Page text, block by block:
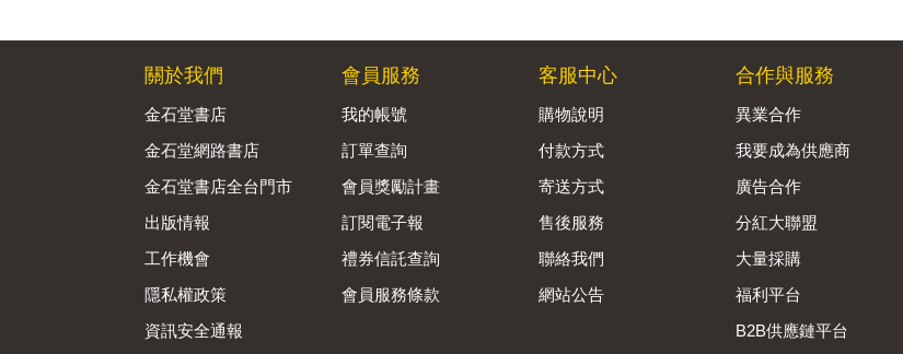
關於我們
金石堂書店
金石堂網路書店
金石堂書店全台門市
出版情報
工作機會
隱私權政策
資訊安全通報
會員服務
我的帳號
訂單查詢
會員獎勵計畫
訂閱電子報
禮券信託查詢
會員服務條款
客服中心
購物說明
付款方式
寄送方式
售後服務
聯絡我們
網站公告
合作與服務
異業合作
我要成為供應商
廣告合作
分紅大聯盟
大量採購
福利平台
B2B供應鏈平台